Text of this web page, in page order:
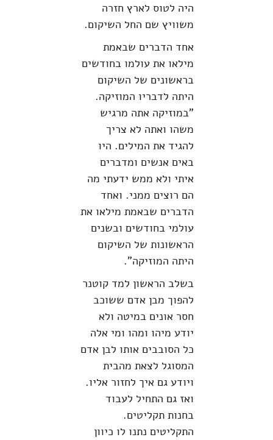
היה לטוס לארץ חזרה
משוויץ שם החל השיקום.
אחד הדברים שבאמת
מילאו את עולמו בחודשים
בראשונים של השיקום
היתה לדבריו המוזיקה.
"במוזיקה אתה מרגיש
משהו ואתה לא צריך
להגיד את המילים. היו
באים אנשים ומדברים
איתי ולא ממש ידעתי מה
הם רוצים ממני. ואחד
הדברים שבאמת מילאו את
עולמי בחודשים ובשנים
הראשונות של השיקום
היתה המוזיקה".
בשלב הראשון למד קוטנר
להפוך מבן אדם ששוכב
חסר אונים במיטה ולא
יודע מיהו ומהו ומי אלה
כל הסובבים אותו לבן אדם
המסוגל לצאת מהבית
ויודע גם איך לחזור אליו.
ואז גם התחיל לעבוד
בחנות תקליטים.
התקליטים נתנו לו כיוון